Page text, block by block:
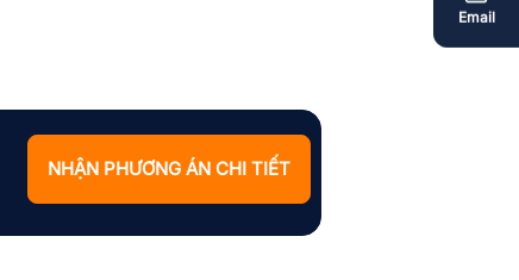
Email
Email
NHẬN PHƯƠNG ÁN CHI TIẾT